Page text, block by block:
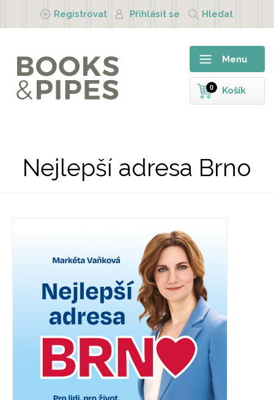
Registrovat Přihlásit se Hledat
Menu
Košík
0
Nejlepší adresa Brno